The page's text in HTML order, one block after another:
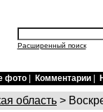
Расширенный поиск
фото Комментарии
область >